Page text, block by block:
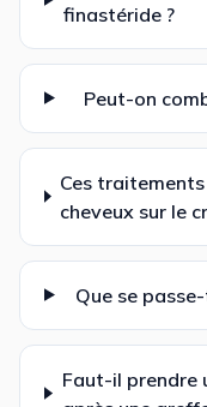
finastéride ?
Peut-on
Ces
cheveux sur le
Que se
Faut-il prendre